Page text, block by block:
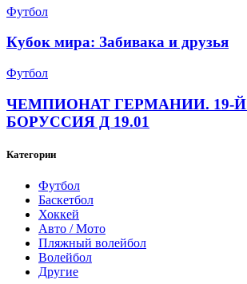
Футбол
Кубок мира: Забивака и друзья
Футбол
ЧЕМПИОНАТ ГЕРМАНИИ. 19-Й
БОРУССИЯ Д 19.01
Категории
Футбол
Баскетбол
Хоккей
Авто / Мото
Пляжный волейбол
Волейбол
Другие